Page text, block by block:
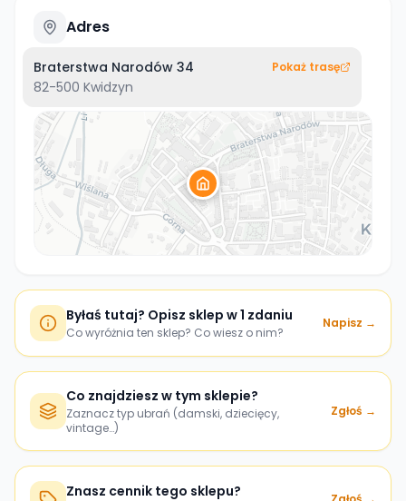
Adres
Braterstwa Narodów 34
82-500 Kwidzyn
Pokaż trasę
Byłaś tutaj? Opisz sklep w 1 zdaniu
Co wyróżnia ten sklep? Co wiesz o nim?
Napisz →
Co znajdziesz w tym sklepie?
Zaznacz typ ubrań (damski, dziecięcy,
vintage…)
Zgłoś →
Znasz cennik tego sklepu?